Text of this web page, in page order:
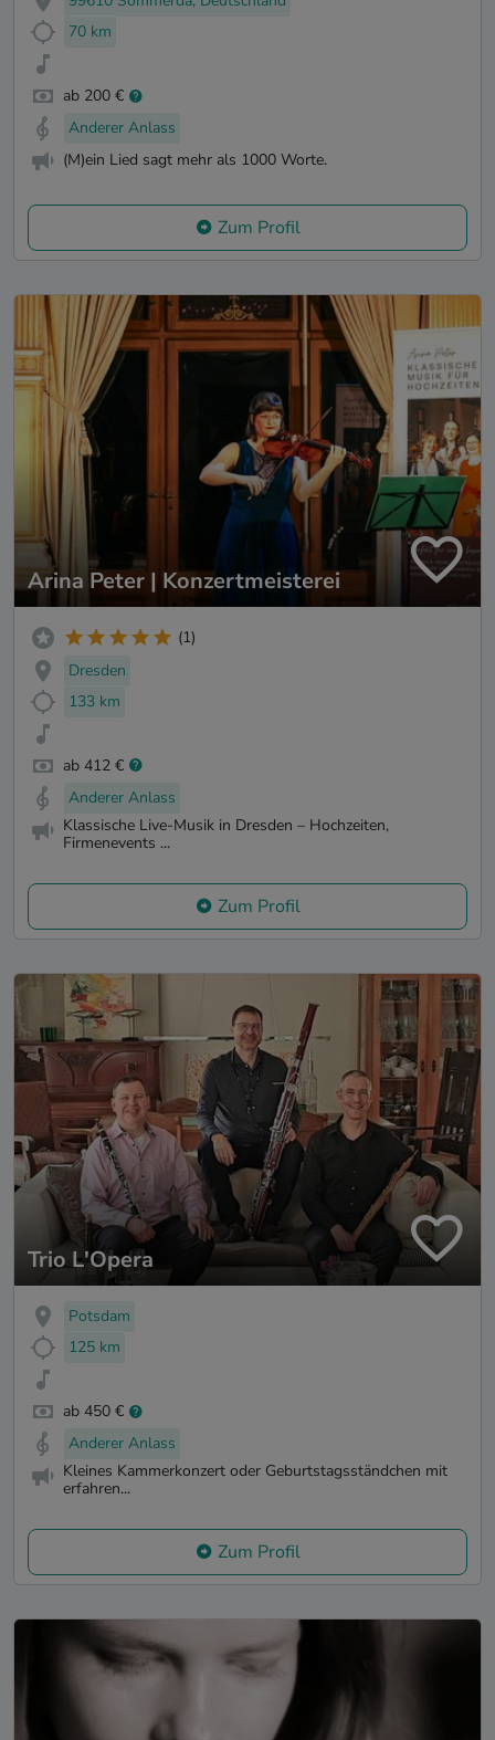
70 km
ab 200 €
Anderer Anlass
(M)ein Lied sagt mehr als 1000 Worte.
Zum Profil
Arina Peter | Konzertmeisterei
(1)
Dresden
133 km
ab 412 €
Anderer Anlass
Klassische Live-Musik in Dresden – Hochzeiten,
Firmenevents ...
Zum Profil
Trio L'Opera
Potsdam
125 km
ab 450 €
Anderer Anlass
Kleines Kammerkonzert oder Geburtstagsständchen mit
erfahren...
Zum Profil